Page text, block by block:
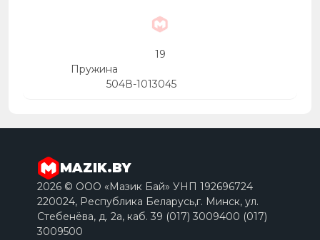
19
Пружина
504В-1013045
MAZIK.BY
2026 © ООО «Мазик Бай» УНП 192696724
220024, Республика Беларусь,г. Минск, ул.
Стебенёва, д. 2a, каб. 39 (017) 3009400 (017)
3009500